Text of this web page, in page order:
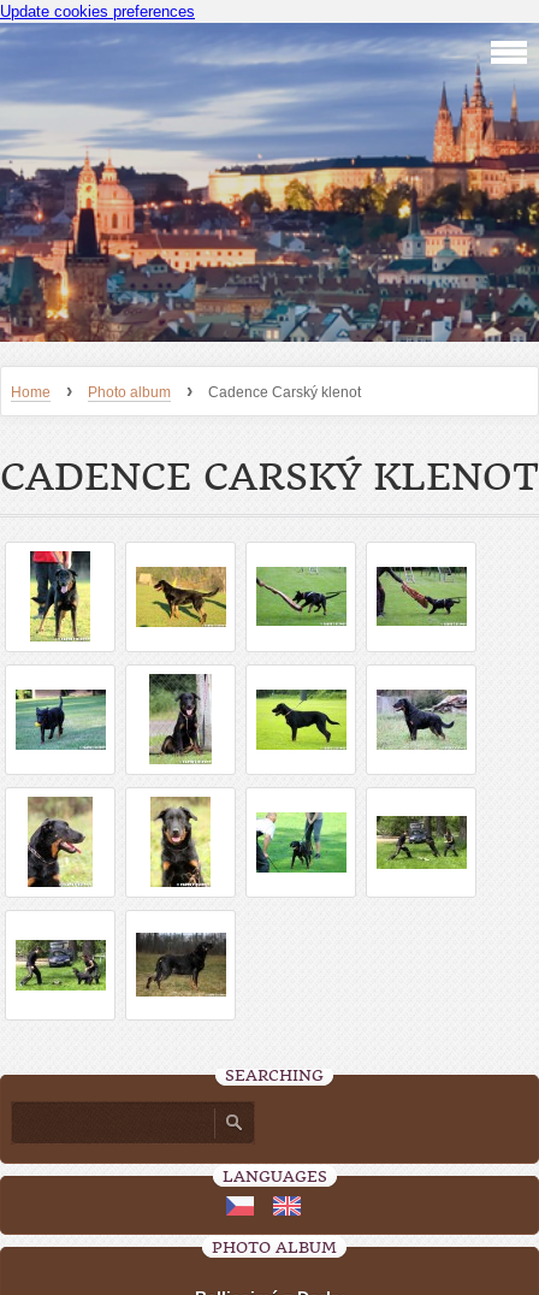
Update cookies preferences
Home › Photo album › Cadence Carský klenot
CADENCE CARSKÝ KLENOT
SEARCHING
LANGUAGES
PHOTO ALBUM